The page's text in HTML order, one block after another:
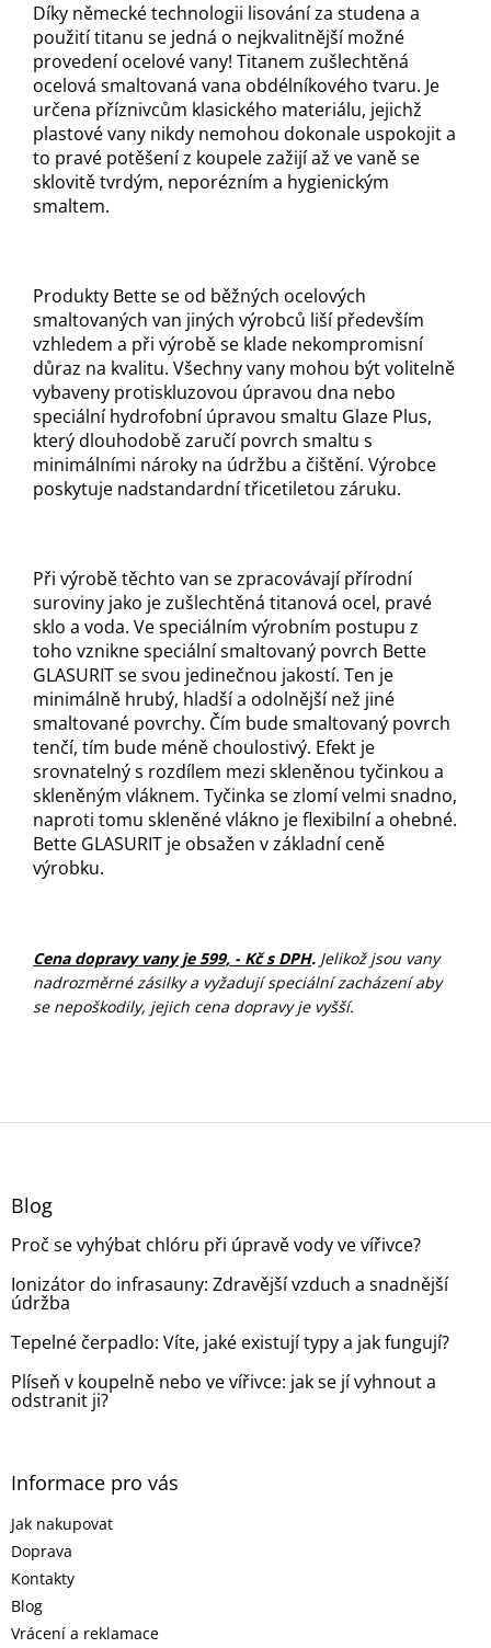
Díky německé technologii lisování za studena a
použití titanu se jedná o nejkvalitnější možné
provedení ocelové vany! Titanem zušlechtěná
ocelová smaltovaná vana obdélníkového tvaru. Je
určena příznivcům klasického materiálu, jejichž
plastové vany nikdy nemohou dokonale uspokojit a
to pravé potěšení z koupele zažijí až ve vaně se
sklovitě tvrdým, neporézním a hygienickým
smaltem.
Produkty Bette se od běžných ocelových
smaltovaných van jiných výrobců liší především
vzhledem a při výrobě se klade nekompromisní
důraz na kvalitu. Všechny vany mohou být volitelně
vybaveny protiskluzovou úpravou dna nebo
speciální hydrofobní úpravou smaltu Glaze Plus,
který dlouhodobě zaručí povrch smaltu s
minimálními nároky na údržbu a čištění. Výrobce
poskytuje nadstandardní třicetiletou záruku.
Při výrobě těchto van se zpracovávají přírodní
suroviny jako je zušlechtěná titanová ocel, pravé
sklo a voda. Ve speciálním výrobním postupu z
toho vznikne speciální smaltovaný povrch Bette
GLASURIT se svou jedinečnou jakostí. Ten je
minimálně hrubý, hladší a odolnější než jiné
smaltované povrchy. Čím bude smaltovaný povrch
tenčí, tím bude méně choulostivý. Efekt je
srovnatelný s rozdílem mezi skleněnou tyčinkou a
skleněným vláknem. Tyčinka se zlomí velmi snadno,
naproti tomu skleněné vlákno je flexibilní a ohebné.
Bette GLASURIT je obsažen v základní ceně
výrobku.
Cena dopravy vany je 599, - Kč s DPH. Jelikož jsou vany
nadrozměrné zásilky a vyžadují speciální zacházení aby
se nepoškodily, jejich cena dopravy je vyšší.
Z
Blog
Proč se vyhýbat chlóru při úpravě vody ve vířivce?
Ionizátor do infrasauny: Zdravější vzduch a snadnější
údržba
Tepelné čerpadlo: Víte, jaké existují typy a jak fungují?
Plíseň v koupelně nebo ve vířivce: jak se jí vyhnout a
odstranit ji?
Informace pro vás
Jak nakupovat
Doprava
Kontakty
Blog
Vrácení a reklamace